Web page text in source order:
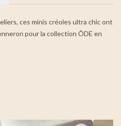
ces minis créoles ultra chic ont
pour la collection ÔDE en